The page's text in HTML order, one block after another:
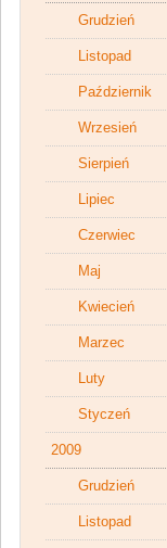
Grudzień
Listopad
Październik
Wrzesień
Sierpień
Lipiec
Czerwiec
Maj
Kwiecień
Marzec
Luty
Styczeń
2009
Grudzień
Listopad